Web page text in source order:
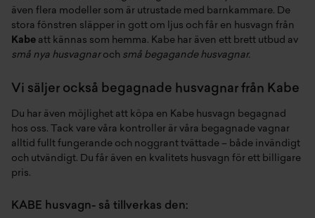
även flera modeller som är utrustade med barnkammare. De
stora fönstren släpper in gott om ljus och får en husvagn från
Kabe att kännas som hemma. Kabe har även ett brett utbud av
små nya husvagnaroch små begagande husvagnar.
Vi säljer också begagnade husvagnar från Kabe
Du har även möjlighet att köpa en Kabe husvagn begagnad
hos oss. Tack vare våra kontroller är våra begagnade vagnar
alltid fullt fungerande och noggrant tvättade – både invändigt
och utvändigt. Du får även en kvalitets husvagn för ett billigare
pris.
KABE husvagn- så tillverkas den: